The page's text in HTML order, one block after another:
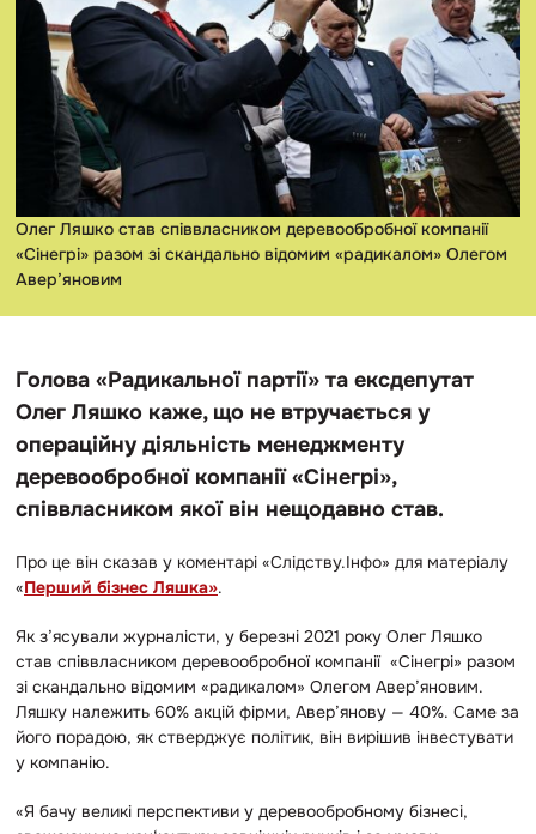
Олег Ляшко став співвласником деревообробної компанії
«Сінегрі» разом зі скандально відомим «радикалом» Олегом
Авер’яновим
Голова «Радикальної партії» та ексдепутат
Олег Ляшко каже, що не втручається у
операційну діяльність менеджменту
деревообробної компанії «Сінегрі»,
співвласником якої він нещодавно став.
Про це він сказав у коментарі «Слідству.Інфо» для матеріалу
«Перший бізнес Ляшка».
Як з’ясували журналісти, у березні 2021 року Олег Ляшко
став співвласником деревообробної компанії «Сінегрі» разом
зі скандально відомим «радикалом» Олегом Авер’яновим.
Ляшку належить 60% акцій фірми, Авер’янову — 40%. Саме за
його порадою, як стверджує політик, він вирішив інвестувати
у компанію.
«Я бачу великі перспективи у деревообробному бізнесі,